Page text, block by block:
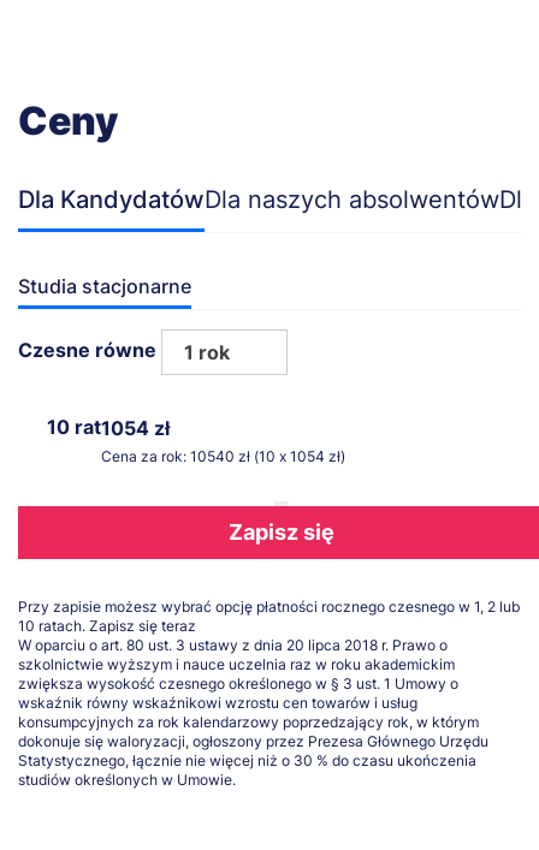
Ceny
Dla KandydatówDla naszych absolwentów
Studia stacjonarne
Czesne równe 1 rok
10 rat1054 zł
Cena za rok: 10540 zł (10 x 1054 zł)
Zapisz się
Przy zapisie możesz wybrać opcję płatności rocznego czesnego w 1, 2 lub
10 ratach. Zapisz się teraz
W oparciu o art. 80 ust. 3 ustawy z dnia 20 lipca 2018 r. Prawo o
szkolnictwie wyższym i nauce uczelnia raz w roku akademickim
zwiększa wysokość czesnego określonego w § 3 ust. 1 Umowy o
wskaźnik równy wskaźnikowi wzrostu cen towarów i usług
konsumpcyjnych za rok kalendarzowy poprzedzający rok, w którym
dokonuje się waloryzacji, ogłoszony przez Prezesa Głównego Urzędu
Statystycznego, łącznie nie więcej niż o 30 % do czasu ukończenia
studiów określonych w Umowie.